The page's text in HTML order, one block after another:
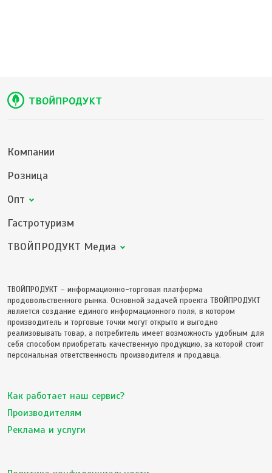
Компании
Розница
Опт
Гастротуризм
ТВОЙПРОДУКТ Медиа
ТВОЙПРОДУКТ – информационно-торговая платформа
продовольственного рынка. Основной задачей проекта ТВОЙПРОДУКТ
является создание единого информационного поля, в котором
производитель и торговые точки могут открыто и выгодно
реализовывать товар, а потребитель имеет возможность удобным для
себя способом приобретать качественную продукцию, за которой стоит
персональная ответственность производителя и продавца.
Как работает наш сервис?
Производителям
Реклама и услуги